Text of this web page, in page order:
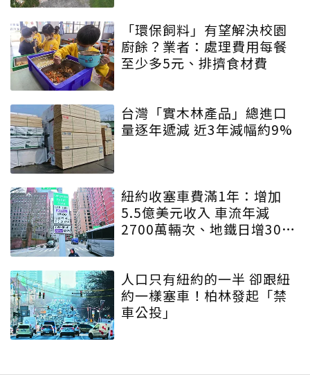
「環保飼料」有望解決校園
廚餘？業者：處理費用每餐
至少多5元、排擠食材費
台灣「實木林產品」總進口
量逐年遞減 近3年減幅約9%
紐約收塞車費滿1年：增加
5.5億美元收入 車流年減
2700萬輛次、地鐵日增30萬
人口只有紐約的一半 卻跟紐
約一樣塞車！柏林發起「禁
車公投」